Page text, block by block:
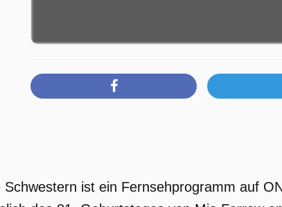
Schwestern ist ein Fernsehprogramm auf